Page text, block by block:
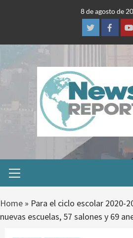
8 de agosto de
Twitter
Menu
Home » Para el ciclo escolar 2020-
nuevas escuelas, 57 salones y 69